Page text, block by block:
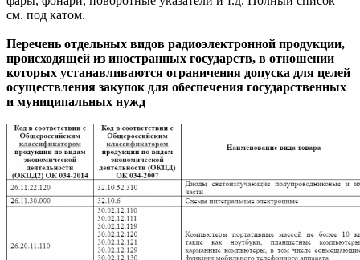
см. под катом.
Перечень отдельных видов радиоэлектронной продукции,
происходящей из иностранных государств, в отношении
которых устанавливаются ограничения допуска для целей
осуществления закупок для обеспечения государственных
и муниципальных нужд